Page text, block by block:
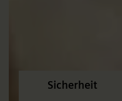
Sicherheit